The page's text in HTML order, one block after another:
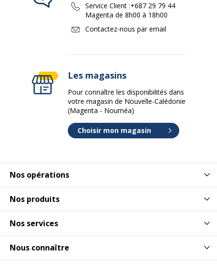
Nos opérations
Nos produits
Nos services
Nous connaître
Service Client :+687 29 79 44
Magenta de 8h00 à 18h00
Contactez-nous par email
Les magasins
Pour connaître les disponibilités dans
votre magasin de Nouvelle-Calédonie
(Magenta - Nouméa)
Choisir mon magasin